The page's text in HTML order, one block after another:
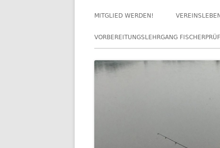
Menü
MITGLIED WERDEN!
VORBEREITUNGSLEHRGANG